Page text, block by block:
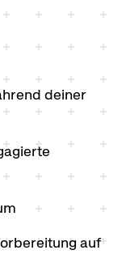
deiner
auf